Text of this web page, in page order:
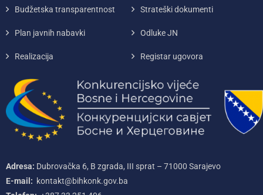
Budžetska transparentnost Strateški dokumenti
Plan javnih nabavki Odluke JN
Realizacija Registar ugovora
Adresa: Dubrovačka 6, B zgrada, III sprat – 71000‌ Sarajevo
E-mail: kontakt@bihkonk.gov.ba